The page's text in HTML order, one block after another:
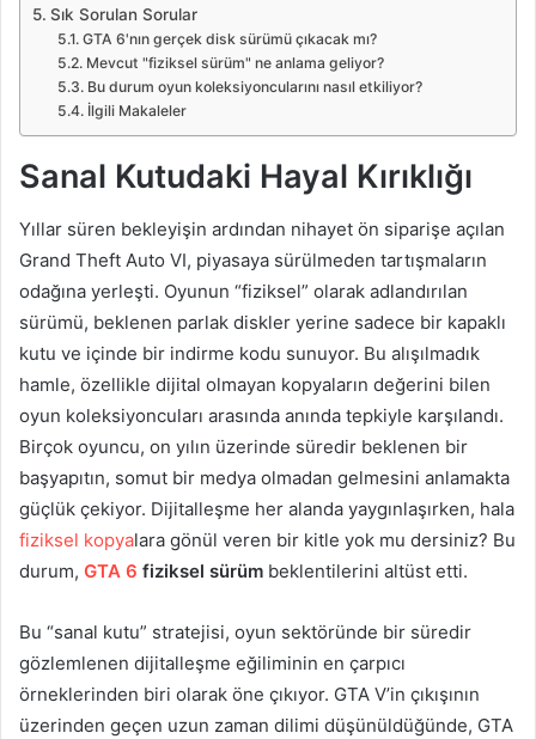
Sık Sorulan Sorular
GTA 6'nın gerçek disk sürümü çıkacak mı?
Mevcut "fiziksel sürüm" ne anlama geliyor?
Bu durum oyun koleksiyoncularını nasıl etkiliyor?
İlgili Makaleler
Sanal Kutudaki Hayal Kırıklığı
Yıllar süren bekleyişin ardından nihayet ön siparişe açılan
Grand Theft Auto VI, piyasaya sürülmeden tartışmaların
odağına yerleşti. Oyunun “fiziksel” olarak adlandırılan
sürümü, beklenen parlak diskler yerine sadece bir kapaklı
kutu ve içinde bir indirme kodu sunuyor. Bu alışılmadık
hamle, özellikle dijital olmayan kopyaların değerini bilen
oyun koleksiyoncuları arasında anında tepkiyle karşılandı.
Birçok oyuncu, on yılın üzerinde süredir beklenen bir
başyapıtın, somut bir medya olmadan gelmesini anlamakta
güçlük çekiyor. Dijitalleşme her alanda yaygınlaşırken, hala
fiziksel kopyalara gönül veren bir kitle yok mu dersiniz? Bu
durum, GTA 6 fiziksel sürüm beklentilerini altüst etti.
Bu “sanal kutu” stratejisi, oyun sektöründe bir süredir
gözlemlenen dijitalleşme eğiliminin en çarpıcı
örneklerinden biri olarak öne çıkıyor. GTA V’in çıkışının
üzerinden geçen uzun zaman dilimi düşünüldüğünde, GTA